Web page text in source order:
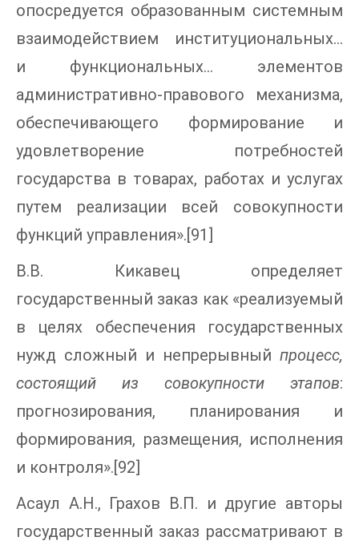
опосредуется образованным системным
взаимодействием институциональных…
и функциональных… элементов
административно-правового механизма,
обеспечивающего формирование и
удовлетворение потребностей
государства в товарах, работах и услугах
путем реализации всей совокупности
функций управления».[91]
В.В. Кикавец определяет
государственный заказ как «реализуемый
в целях обеспечения государственных
нужд сложный и непрерывный процесс,
состоящий из совокупности этапов:
прогнозирования, планирования и
формирования, размещения, исполнения
и контроля».[92]
Асаул А.Н., Грахов В.П. и другие авторы
государственный заказ рассматривают в